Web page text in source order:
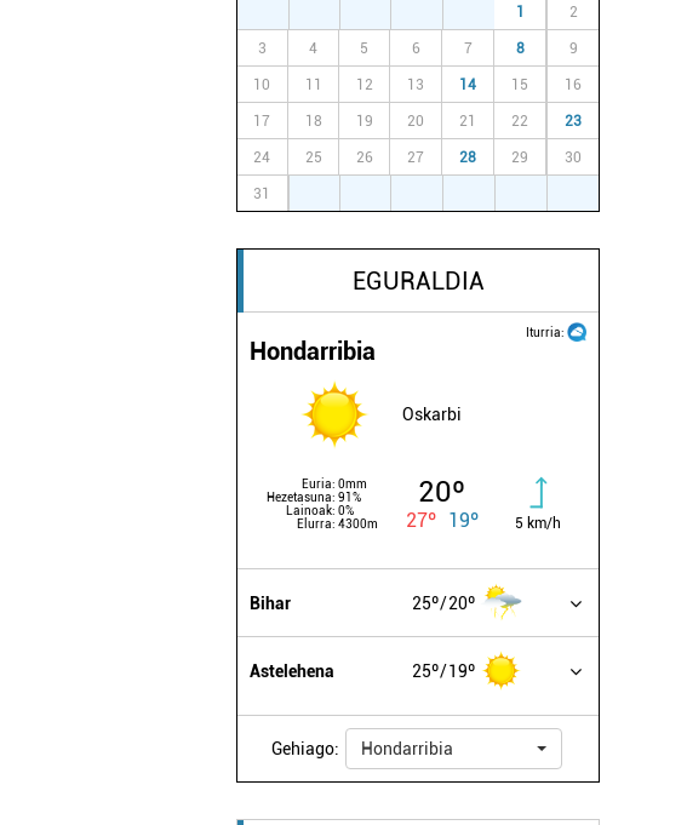
1 2
3 4 5 6 7 8 9
10 11 12 13 14 15 16
17 18 19 20 21 22 23
24 25 26 27 28 29 30
31
EGURALDIA
Iturria:
Hondarribia
Oskarbi
Euria: 0mm
Hezetasuna: 91%
Lainoak: 0%
Elurra: 4300m
20º
27º 19º 5 km/h
Bihar 25º 20º
Astelehena 25º 19º
Gehiago: Hondarribia